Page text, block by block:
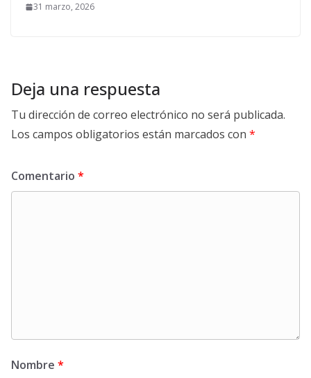
31 marzo, 2026
Deja una respuesta
Tu dirección de correo electrónico no será publicada.
Los campos obligatorios están marcados con *
Comentario *
Nombre *